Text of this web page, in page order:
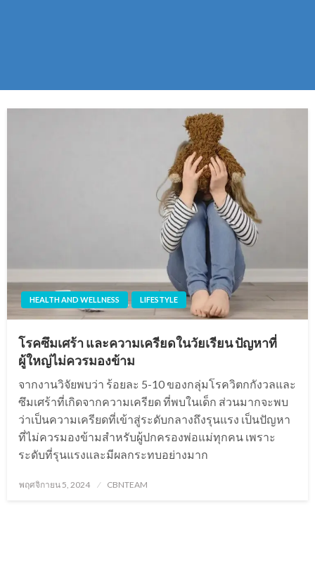
HEALTH AND WELLNESS LIFESTYLE
โรคซึมเศร้า และความเครียดในวัยเรียน ปัญหาที่
ผู้ใหญ่ไม่ควรมองข้าม
จากงานวิจัยพบว่า ร้อยละ 5-10 ของกลุ่มโรควิตกกังวลและ
ซึมเศร้าที่เกิดจากความเครียด ที่พบในเด็ก ส่วนมากจะพบ
ว่าเป็นความเครียดที่เข้าสู่ระดับกลางถึงรุนแรง เป็นปัญหา
ที่ไม่ควรมองข้ามสำหรับผู้ปกครองพ่อแม่ทุกคน เพราะ
ระดับที่รุนแรงและมีผลกระทบอย่างมาก
Posted
พฤศจิกายน 5, 2024 CBNTEAM